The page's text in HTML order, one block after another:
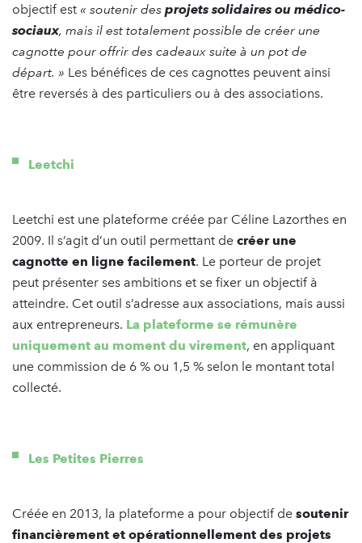
objectif est « soutenir des projets solidaires ou médico-
sociaux, mais il est totalement possible de créer une
cagnotte pour offrir des cadeaux suite à un pot de
départ. » Les bénéfices de ces cagnottes peuvent ainsi
être reversés à des particuliers ou à des associations.
Leetchi
Leetchi est une plateforme créée par Céline Lazorthes en
2009. Il s’agit d’un outil permettant de créer une
cagnotte en ligne facilement. Le porteur de projet
peut présenter ses ambitions et se fixer un objectif à
atteindre. Cet outil s’adresse aux associations, mais aussi
aux entrepreneurs. La plateforme se rémunère
uniquement au moment du virement, en appliquant
une commission de 6 % ou 1,5 % selon le montant total
collecté.
Les Petites Pierres
Créée en 2013, la plateforme a pour objectif de soutenir
financièrement et opérationnellement des projets